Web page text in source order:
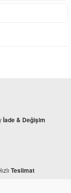
İade & Değişim
Teslimat